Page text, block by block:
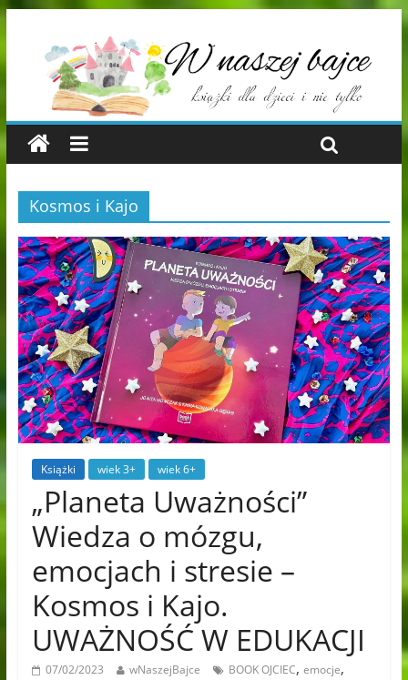
Kosmos i Kajo
Książki wiek 3+ wiek 6+
„Planeta Uważności”
Wiedza o mózgu,
emocjach i stresie –
Kosmos i Kajo.
UWAŻNOŚĆ W EDUKACJI
07/02/2023 wNaszejBajce BOOK OJCIEC, emocje,